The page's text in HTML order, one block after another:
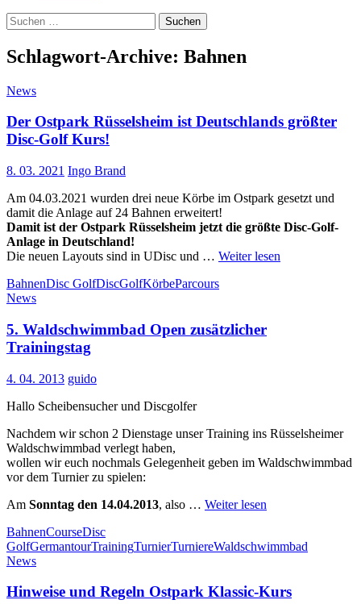
Suchen
nach:
Schlagwort-Archive: Bahnen
News
Der Ostpark Rüsselsheim ist Deutschlands größter
Disc-Golf Kurs!
8. 03. 2021 Ingo Brand
Am 04.03.2021 wurden drei neue Körbe im Ostpark gesetzt und
damit die Anlage auf 24 Bahnen erweitert!
Damit ist der Ostpark Rüsselsheim jetzt die größte Disc-Golf-
Anlage in Deutschland!
Die neuen Layouts sind in UDisc und … Weiter lesen
BahnenDisc GolfDiscGolfKörbeParcours
News
5. Waldschwimmbad Open zusätzlicher
Trainingstag
4. 04. 2013 guido
Hallo Scheibensucher und Discgolfer
Nachdem wir schon 2 Dienstage unser Training ins Rüsselsheimer
Waldschwimmbad verlegt haben,
wollen wir euch nochmals Gelegenheit geben im Waldschwimmbad
vor dem Turnier zu spielen:
Am Sonntag den 14.04.2013, also … Weiter lesen
BahnenCourseDisc
GolfGermantourTrainingTurnierTurniereWaldschwimmbad
News
Hinweise und Regeln Ostpark Klassic-Kurs